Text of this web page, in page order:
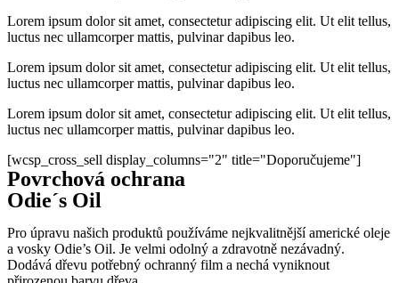
Lorem ipsum dolor sit amet, consectetur adipiscing elit. Ut elit tellus,
luctus nec ullamcorper mattis, pulvinar dapibus leo.
Lorem ipsum dolor sit amet, consectetur adipiscing elit. Ut elit tellus,
luctus nec ullamcorper mattis, pulvinar dapibus leo.
Lorem ipsum dolor sit amet, consectetur adipiscing elit. Ut elit tellus,
luctus nec ullamcorper mattis, pulvinar dapibus leo.
[wcsp_cross_sell display_columns="2" title="Doporučujeme"]
Povrchová ochrana
Odie´s Oil
Pro úpravu našich produktů používáme nejkvalitnější americké oleje
a vosky Odie’s Oil. Je velmi odolný a zdravotně nezávadný.
Dodává dřevu potřebný ochranný film a nechá vyniknout